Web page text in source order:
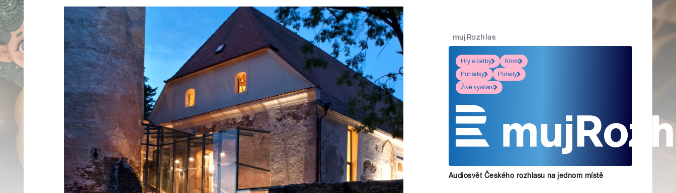
mujRozhlas
Hry a četby
Krimi
Pohádky
Pořady
Živé vysílání
Audiosvět Českého rozhlasu na jednom místě